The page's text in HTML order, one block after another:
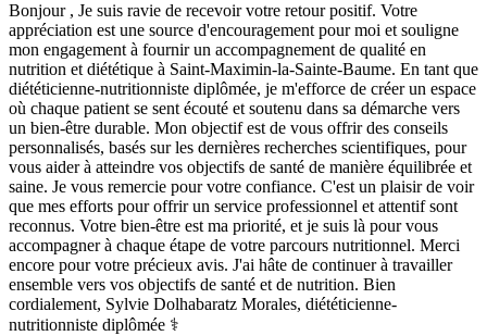
Bonjour , Je suis ravie de recevoir votre retour positif. Votre
appréciation est une source d'encouragement pour moi et souligne
mon engagement à fournir un accompagnement de qualité en
nutrition et diététique à Saint-Maximin-la-Sainte-Baume. En tant que
diététicienne-nutritionniste diplômée, je m'efforce de créer un espace
où chaque patient se sent écouté et soutenu dans sa démarche vers
un bien-être durable. Mon objectif est de vous offrir des conseils
personnalisés, basés sur les dernières recherches scientifiques, pour
vous aider à atteindre vos objectifs de santé de manière équilibrée et
saine. Je vous remercie pour votre confiance. C'est un plaisir de voir
que mes efforts pour offrir un service professionnel et attentif sont
reconnus. Votre bien-être est ma priorité, et je suis là pour vous
accompagner à chaque étape de votre parcours nutritionnel. Merci
encore pour votre précieux avis. J'ai hâte de continuer à travailler
ensemble vers vos objectifs de santé et de nutrition. Bien
cordialement, Sylvie Dolhabaratz Morales, diététicienne-
nutritionniste diplômée ‍⚕️